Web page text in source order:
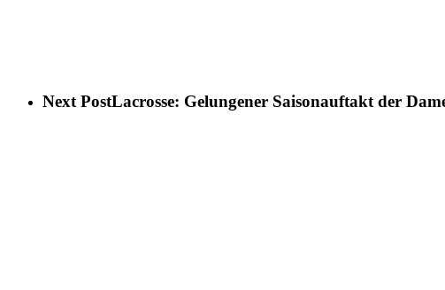
Next PostLacrosse: Gelungener Saisonauftakt der